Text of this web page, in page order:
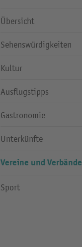
Übersicht
Sehenswürdigkeiten
Kultur
Ausflugstipps
Gastronomie
Unterkünfte
Vereine und Verbände
Sport